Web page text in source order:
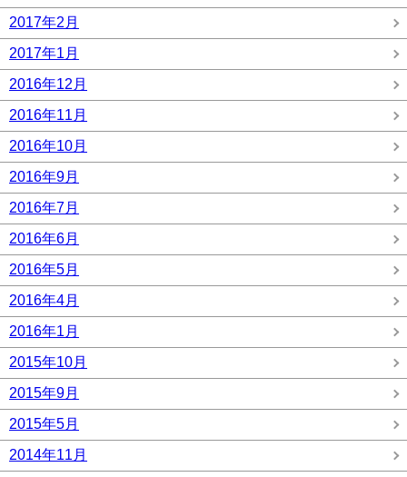
2017年2月
2017年1月
2016年12月
2016年11月
2016年10月
2016年9月
2016年7月
2016年6月
2016年5月
2016年4月
2016年1月
2015年10月
2015年9月
2015年5月
2014年11月